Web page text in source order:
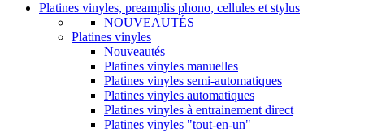
Platines vinyles, preamplis phono, cellules et stylus
NOUVEAUTÉS
Platines vinyles
Nouveautés
Platines vinyles manuelles
Platines vinyles semi-automatiques
Platines vinyles automatiques
Platines vinyles à entrainement direct
Platines vinyles "tout-en-un"